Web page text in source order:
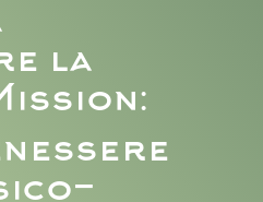
la